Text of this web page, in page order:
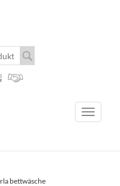
Toggle
bettwäsche